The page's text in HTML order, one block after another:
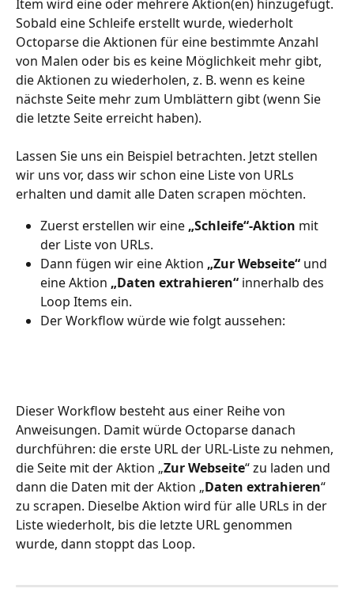
Item wird eine oder mehrere Aktion(en) hinzugefügt.
Sobald eine Schleife erstellt wurde, wiederholt
Octoparse die Aktionen für eine bestimmte Anzahl
von Malen oder bis es keine Möglichkeit mehr gibt,
die Aktionen zu wiederholen, z. B. wenn es keine
nächste Seite mehr zum Umblättern gibt (wenn Sie
die letzte Seite erreicht haben).
Lassen Sie uns ein Beispiel betrachten. Jetzt stellen
wir uns vor, dass wir schon eine Liste von URLs
erhalten und damit alle Daten scrapen möchten.
Zuerst erstellen wir eine „Schleife“-Aktion mit
der Liste von URLs.
Dann fügen wir eine Aktion „Zur Webseite“ und
eine Aktion „Daten extrahieren“ innerhalb des
Loop Items ein.
Der Workflow würde wie folgt aussehen:
Dieser Workflow besteht aus einer Reihe von
Anweisungen. Damit würde Octoparse danach
durchführen: die erste URL der URL-Liste zu nehmen,
die Seite mit der Aktion „Zur Webseite“ zu laden und
dann die Daten mit der Aktion „Daten extrahieren“
zu scrapen. Dieselbe Aktion wird für alle URLs in der
Liste wiederholt, bis die letzte URL genommen
wurde, dann stoppt das Loop.